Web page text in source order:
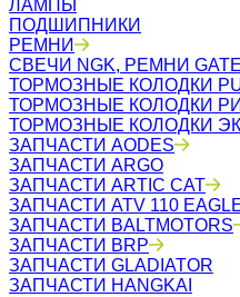
ЛАМПЫ
ПОДШИПНИКИ
РЕМНИ
СВЕЧИ NGK, РЕМНИ
ТОРМОЗНЫЕ КОЛОДКИ
ТОРМОЗНЫЕ КОЛОДКИ
ТОРМОЗНЫЕ КОЛОДКИ
ЗАПЧАСТИ AODES
ЗАПЧАСТИ ARGO
ЗАПЧАСТИ ARTIC CAT
ЗАПЧАСТИ ATV 110
ЗАПЧАСТИ BALTMOTORS
ЗАПЧАСТИ BRP
ЗАПЧАСТИ GLADIATOR
ЗАПЧАСТИ HANGKAI